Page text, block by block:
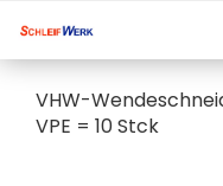
VHW-
VPE = 10 Stck